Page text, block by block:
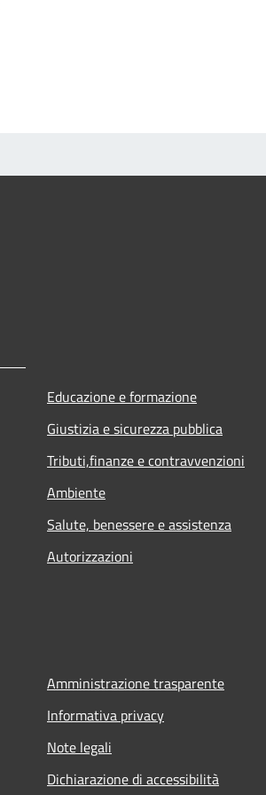
Educazione e formazione
Giustizia e sicurezza pubblica
Tributi,finanze e contravvenzioni
Ambiente
Salute, benessere e assistenza
Autorizzazioni
Amministrazione trasparente
Informativa privacy
Note legali
Dichiarazione di accessibilità